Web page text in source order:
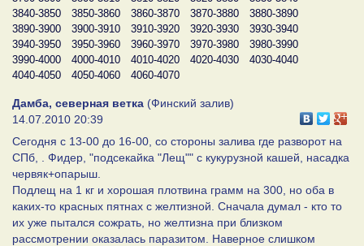
3840-3850
3850-3860 3860-3870 3870-3880
3880-3890
3890-3900
3900-3910 3910-3920 3920-3930
3930-3940
3940-3950
3950-3960 3960-3970 3970-3980
3980-3990
3990-4000
4000-4010 4010-4020 4020-4030
4030-4040
4040-4050
4050-4060 4060-4070
Дамба, северная ветка (Финский залив)
14.07.2010 20:39
Сегодня с 13-00 до 16-00, со стороны залива где разворот на
СПб, . Фидер, "подсекайка "Лещ"" с кукурузной кашей, насадка
червяк+опарыш.
Подлещ на 1 кг и хорошая плотвина грамм на 300, но оба в
каких-то красных пятнах с желтизной. Сначала думал - кто то
их уже пытался сожрать, но желтизна при близком
рассмотрении оказалась паразитом. Наверное слишком